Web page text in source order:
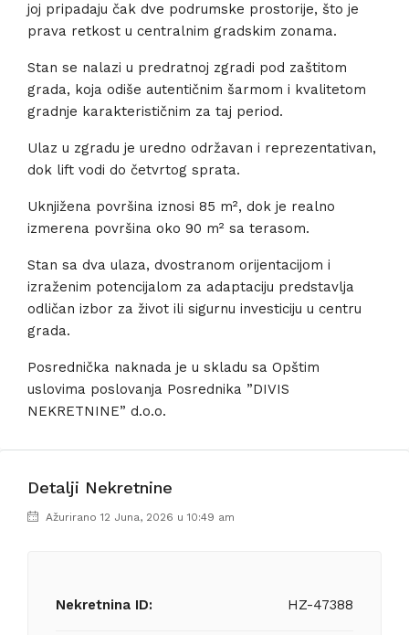
joj pripadaju čak dve podrumske prostorije, što je
prava retkost u centralnim gradskim zonama.
Stan se nalazi u predratnoj zgradi pod zaštitom
grada, koja odiše autentičnim šarmom i kvalitetom
gradnje karakterističnim za taj period.
Ulaz u zgradu je uredno održavan i reprezentativan,
dok lift vodi do četvrtog sprata.
Uknjižena površina iznosi 85 m², dok je realno
izmerena površina oko 90 m² sa terasom.
Stan sa dva ulaza, dvostranom orijentacijom i
izraženim potencijalom za adaptaciju predstavlja
odličan izbor za život ili sigurnu investiciju u centru
grada.
Posrednička naknada je u skladu sa Opštim
uslovima poslovanja Posrednika ”DIVIS
NEKRETNINE” d.o.o.
Detalji Nekretnine
Ažurirano 12 Juna, 2026 u 10:49 am
Nekretnina ID: HZ-47388